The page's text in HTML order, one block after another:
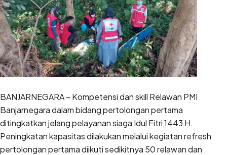
BANJARNEGARA – Kompetensi dan skill Relawan PMI
Banjarnegara dalam bidang pertolongan pertama
ditingkatkan jelang pelayanan siaga Idul Fitri 1443 H.
Peningkatan kapasitas dilakukan melalui kegiatan refresh
pertolongan pertama diikuti sedikitnya 50 relawan dan